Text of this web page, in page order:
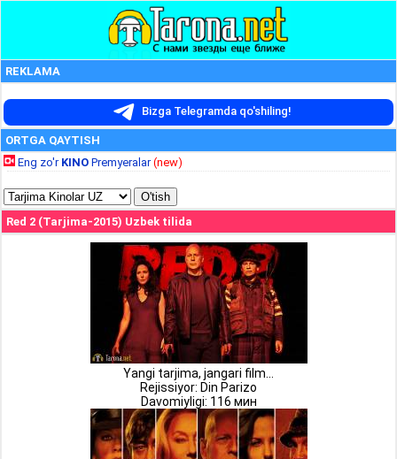
REKLAMA
Bizga Telegramda qo'shiling!
ORTGA QAYTISH
Eng zo'r KINO Premyeralar(new)
Red 2 (Tarjima-2015) Uzbek tilida
Yangi tarjima, jangari film...
Rejissiyor: Din Parizo
Davomiyligi: 116 мин